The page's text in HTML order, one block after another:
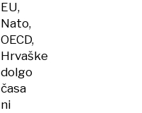
EU,
Nato,
OECD,
Hrvaške
dolgo
časa
ni